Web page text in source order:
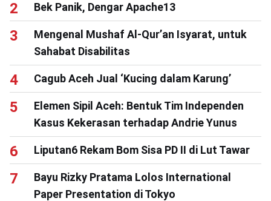
Bek Panik, Dengar Apache13
Mengenal Mushaf Al-Qur’an Isyarat, untuk
Sahabat Disabilitas
Cagub Aceh Jual ‘Kucing dalam Karung’
Elemen Sipil Aceh: Bentuk Tim Independen
Kasus Kekerasan terhadap Andrie Yunus
Liputan6 Rekam Bom Sisa PD II di Lut Tawar
Bayu Rizky Pratama Lolos International
Paper Presentation di Tokyo